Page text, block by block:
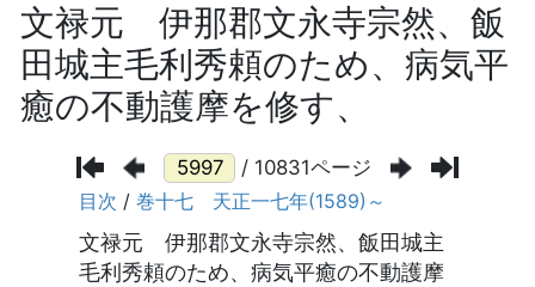
文禄元 伊那郡文永寺宗然、飯
田城主毛利秀頼のため、病気平
癒の不動護摩を修す、
/ 10831ページ